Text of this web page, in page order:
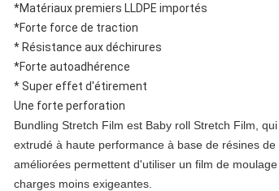
*Matériaux premiers LLDPE importés
*Forte force de traction
* Résistance aux déchirures
*Forte autoadhérence
* Super effet d'étirement
Une forte perforation
Bundling Stretch Film est Baby roll Stretch Film,
extrudé à haute performance à base de résines
améliorées permettent d'utiliser un film de
charges moins exigeantes.